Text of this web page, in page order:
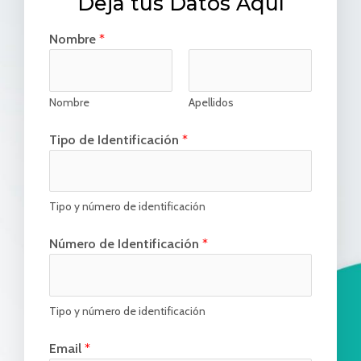
Nombre *
Nombre Apellidos
Tipo de Identificación *
Tipo y número de identificación
Número de Identificación *
Tipo y número de identificación
Email *